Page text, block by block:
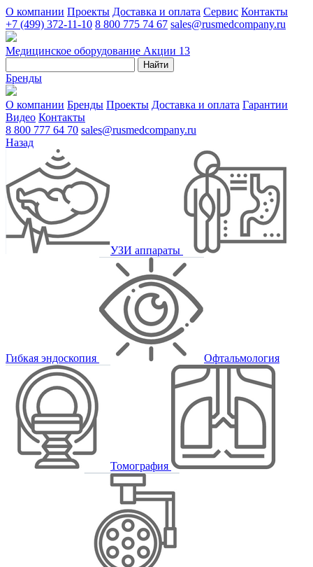
О компании Проекты Доставка и оплата Сервис Контакты
+7 (499) 372-11-10 8 800 775 74 67 sales@rusmedcompany.ru
Медицинское оборудование Акции 13
Найти
Бренды
О компании Бренды Проекты Доставка и оплата Гарантии
Видео Контакты
8 800 777 64 70 sales@rusmedcompany.ru
Назад
УЗИ аппараты
Гибкая эндоскопия Офтальмология
Томография